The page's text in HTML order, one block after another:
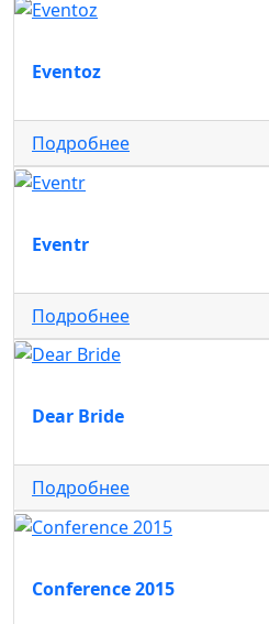
Eventoz
Подробнее
Eventr
Подробнее
Dear Bride
Подробнее
Conference 2015